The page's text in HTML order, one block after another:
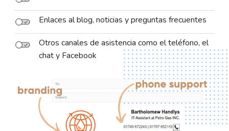
Enlaces al blog, noticias y preguntas frecuentes
Otros canales de asistencia como el teléfono, el
chat y Facebook